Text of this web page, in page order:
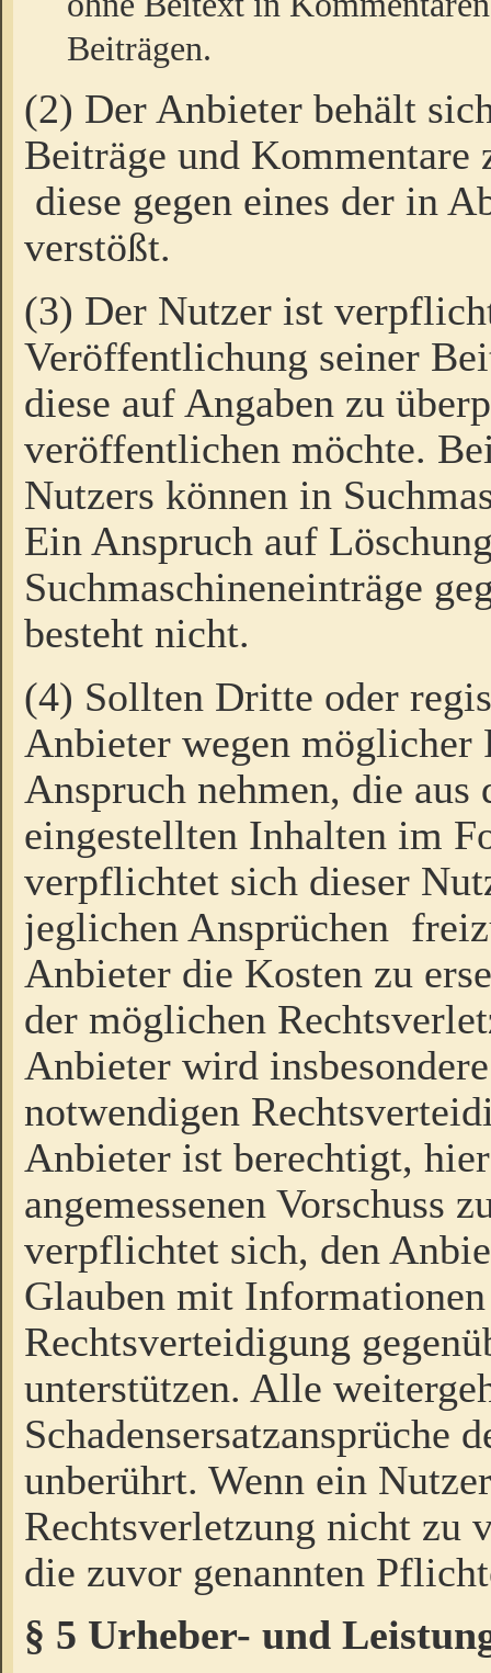
Beiträgen.
(2) Der Anbieter behält
Beiträge und Kommentare
diese gegen eines der in
verstößt.
(3) Der Nutzer ist
Veröffentlichung seiner
diese auf Angaben zu
veröffentlichen möchte.
Nutzers können in
Ein Anspruch auf
Suchmaschineneinträge
besteht nicht.
(4) Sollten Dritte oder
Anbieter wegen möglicher
Anspruch nehmen, die
eingestellten Inhalten im
verpflichtet sich dieser
jeglichen Ansprüchen
Anbieter die Kosten zu
der möglichen
Anbieter wird
notwendigen
Anbieter ist berechtigt,
angemessenen Vorschuss
verpflichtet sich, den
Glauben mit
Rechtsverteidigung
unterstützen. Alle
Schadensersatzansprüche
unberührt. Wenn ein
Rechtsverletzung nicht zu
die zuvor genannten
§ 5 Urheber- und